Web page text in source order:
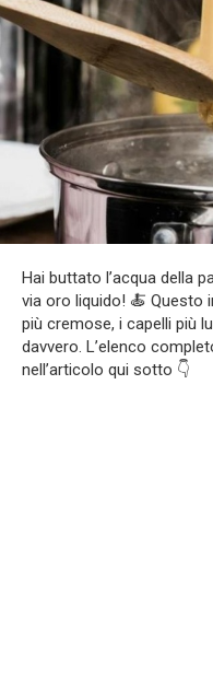
Hai buttato l’acqua della
via oro liquido! 🍝 Questo
più cremose, i capelli più
davvero. L’elenco
nell’articolo qui sotto 👇